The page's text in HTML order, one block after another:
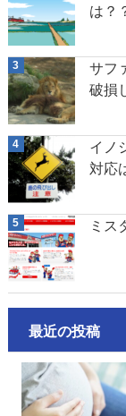
は？
サフ
破損
イノ
対応
ミス
最近の投稿